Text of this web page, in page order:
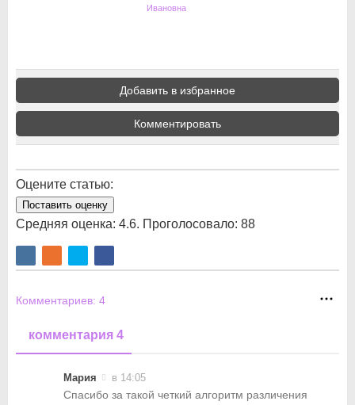
Ивановна
Добавить в избранное
Комментировать
Оцените статью:
Поставить оценку
Средняя оценка: 4.6. Проголосовало: 88
Комментариев: 4
комментария 4
Мария в 14:05
Спасибо за такой четкий алгоритм различения